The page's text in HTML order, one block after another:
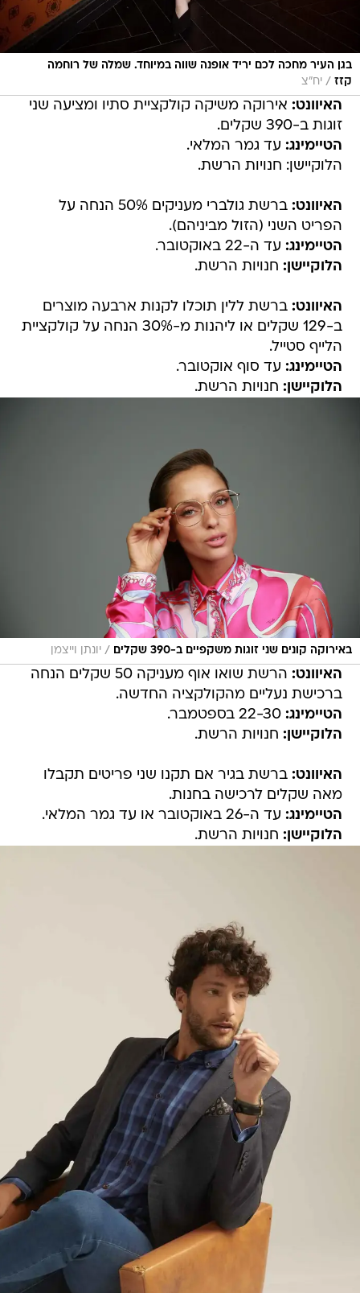
בגן העיר מחכה לכם יריד אופנה שווה במיוחד. שמלה של רוחמה
קזז / יח"צ
האיוונט: אירוקה משיקה קולקציית סתיו ומציעה שני
זוגות ב-390 שקלים.
הטיימינג: עד גמר המלאי.
הלוקיישן: חנויות הרשת.
האיוונט:
ברשת גולברי מעניקים 50% הנחה על
הפריט השני (הזול מביניהם).
הטיימינג: עד ה-22 באוקטובר.
הלוקיישן: חנויות הרשת.
האיוונט: ברשת ללין תוכלו לקנות ארבעה מוצרים
ב-129 שקלים או ליהנות מ-30% הנחה על קולקציית
הלייף סטייל.
הטיימינג: עד סוף אוקטובר.
הלוקיישן: חנויות הרשת.
באירוקה קונים שני זוגות משקפיים ב-390 שקלים / יונתן וייצמן
האיוונט:
הרשת שואו אוף מעניקה 50 שקלים הנחה
ברכישת נעליים מהקולקציה החדשה.
הטיימינג: 22-30 בספטמבר.
הלוקיישן: חנויות הרשת.
האיוונט: ברשת בגיר אם תקנו שני פריטים תקבלו
מאה שקלים לרכישה בחנות.
הטיימינג: עד ה-26 באוקטובר או עד גמר המלאי.
הלוקיישן: חנויות הרשת.